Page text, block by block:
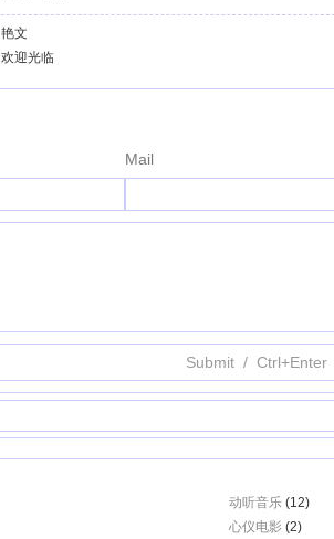
艳文
欢迎光临
Mail
动听音乐(12)
心仪电影(2)